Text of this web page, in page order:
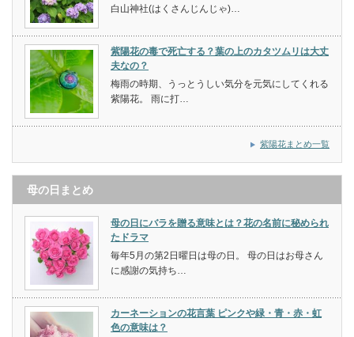
白山神社(はくさんじんじゃ)…
紫陽花の毒で死亡する？葉の上のカタツムリは大丈
夫なの？
梅雨の時期、うっとうしい気分を元気にしてくれる
紫陽花。 雨に打…
紫陽花まとめ一覧
母の日まとめ
母の日にバラを贈る意味とは？花の名前に秘められ
たドラマ
毎年5月の第2日曜日は母の日。 母の日はお母さん
に感謝の気持ち…
カーネーションの花言葉 ピンクや緑・青・赤・虹
色の意味は？